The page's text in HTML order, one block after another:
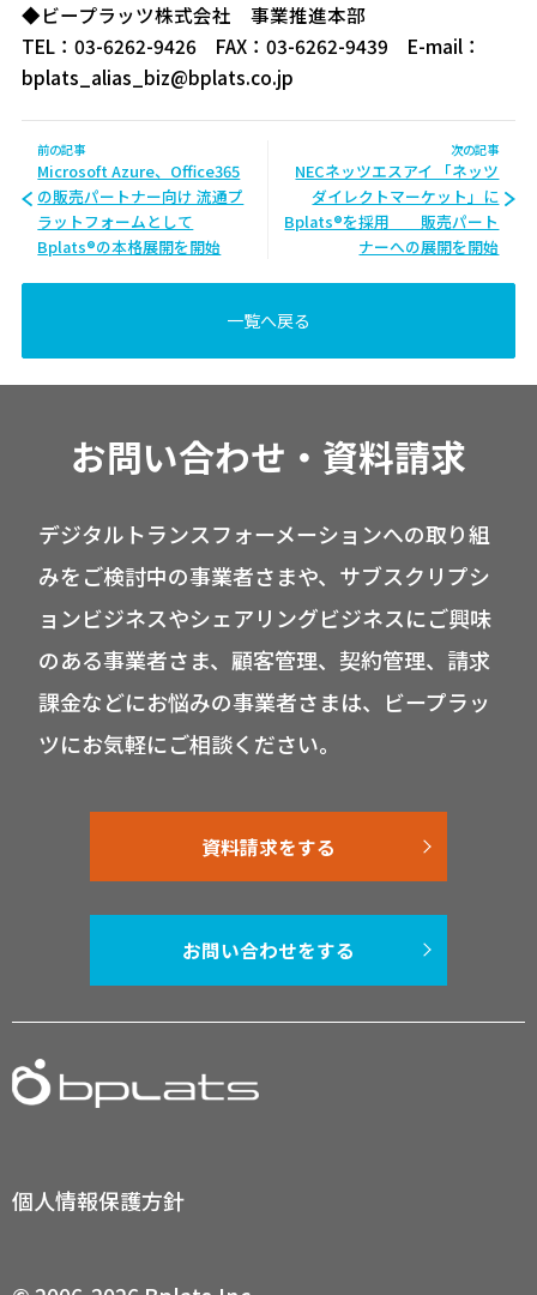
◆ビープラッツ株式会社 事業推進本部
TEL：03-6262-9426 FAX：03-6262-9439 E-mail：
bplats_alias_biz@bplats.co.jp
前の記事
Microsoft Azure、Office365
の販売パートナー向け 流通プ
ラットフォームとして
Bplats®の本格展開を開始
次の記事
NECネッツエスアイ 「ネッツ
ダイレクトマーケット」に
Bplats®を採用 販売パート
ナーへの展開を開始
一覧へ戻る
お問い合わせ・資料請求
デジタルトランスフォーメーションへの取り組
みをご検討中の事業者さまや、サブスクリプシ
ョンビジネスやシェアリングビジネスにご興味
のある事業者さま、顧客管理、契約管理、請求
課金などにお悩みの事業者さまは、ビープラッ
ツにお気軽にご相談ください。
資料請求をする
お問い合わせをする
個人情報保護方針